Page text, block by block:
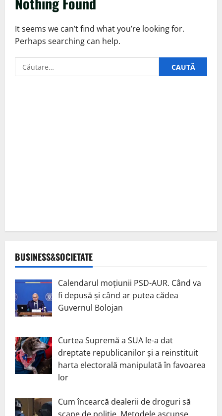
It seems we can’t find what you’re looking for.
Perhaps searching can help.
Caută
după:
BUSINESS&SOCIETATE
Calendarul moțiunii PSD-AUR. Când va
fi depusă și când ar putea cădea
Guvernul Bolojan
Curtea Supremă a SUA le-a dat
dreptate republicanilor și a reinstituit
harta electorală manipulată în favoarea
lor
Cum încearcă dealerii de droguri să